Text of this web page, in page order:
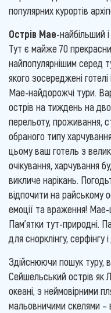
популярних курортів
Острів Мае-найбільший
Тут є майже 70
найпопулярнішим серед
якого зосереджені
Мае-найдорожчі тури.
острів на тиждень на
перельоту, проживання,
обраного типу
цьому ваш готель з
очікування, харчування
викличе нарікань.
відпочити на райському
емоції та враження! Мае-
Пам'ятки тут-природні.
для снорклінгу, серфінгу і
Здійснюючи пошук туру,
Сейшельський острів як
океані, з неймовірними
мальовничими скелями